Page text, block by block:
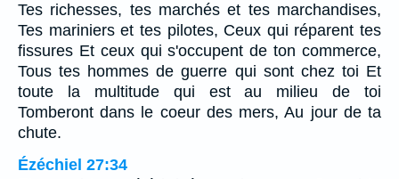
Tes richesses, tes marchés et tes marchandises,
Tes mariniers et tes pilotes, Ceux qui réparent tes
fissures Et ceux qui s'occupent de ton commerce,
Tous tes hommes de guerre qui sont chez toi Et
toute la multitude qui est au milieu de toi
Tomberont dans le coeur des mers, Au jour de ta
chute.
Ézéchiel 27:34